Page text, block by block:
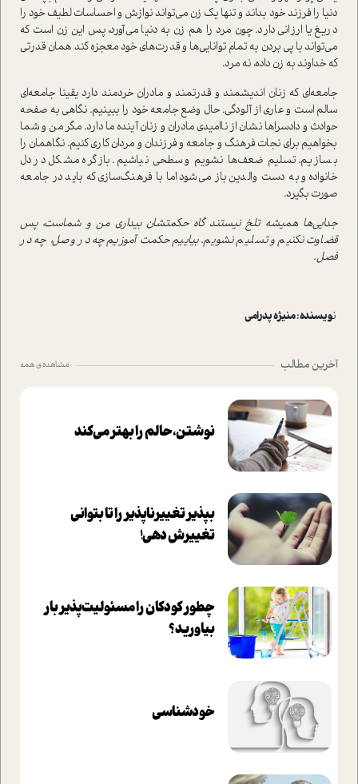
دنیا را فرزند خود بداند و تنها یک زن می‌تواند نوازش و احساسات لطیف خود را
دریغ یا ارزانی دارد. چون مرد را هم زن به دنیا می‌آورد، پس این زن است که
می‌تواند با پی بردن به تمام توانایی‌ها و قدرت‌های خود معجزه کند همان قدرتی
که خداوند به زن داده، نه مرد.
جامعه‌ای که زنان اندیشمند و قدرتمند و مادران خردمند دارد یقینا جامعه‌ای
سالم است و عاری از آلودگی. حال وضع جامعه خود را ببینیم. نگاهی به صفحه
حوادث و دادسراها نشان از ناامیدی مادران و زنان آینده ما دارد. مگر من و شما
بخواهیم برای نجات فرهنگ و جامعه و فرزندان و مردان کاری کنیم. نگاهمان را
بسازیم. تسلیم ضعف‌ها نشویم و سطحی نباشیم. باز گره مشكل در دل
خانواده و به دست والدین باز می‌شود اما با فرهنگ‌سازی که باید در جامعه
صورت بگيرد.
جدایی‌ها همیشه تلخ نیستند گاه حکمتشان بیداری من و شماست، پس
قضاوت نکنیم و تسلیم نشويم. بیاییم حکمت آموزیم چه در وصل، چه در
فصل.
نویسنده : منیژه پدرامی
آخرین مطالب مشاهده ی همه
نوشتن، حالم را بهتر می‌کند
بپذير تغييرناپذير را تا بتواني
تغييرش دهي!‏
چطور کودکان را مسئولیت‌پذیر بار
بیاورید؟
خودشناسی